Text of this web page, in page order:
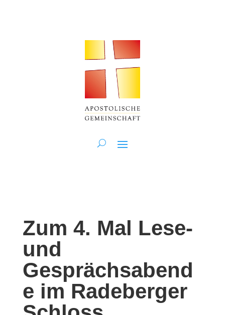
Zum 4. Mal Lese-
und
Gesprächsabend
e im Radeberger